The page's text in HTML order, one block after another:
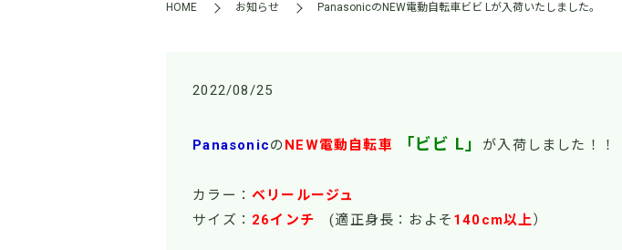
HOME お知らせ PanasonicのNEW電動自転車ビビ Lが入荷いたしました。
2022/08/25
Panasonicの NEW電動自転車 「ビビ L」 が入荷しました！！
カラー：ベリールージュ
サイズ： 26インチ (適正身長：およそ 140cm以上）